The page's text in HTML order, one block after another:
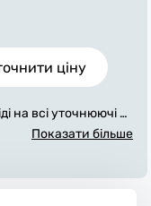
ціну
на всі уточнюючі за
Ми зв'яжемося з в
Показати більше